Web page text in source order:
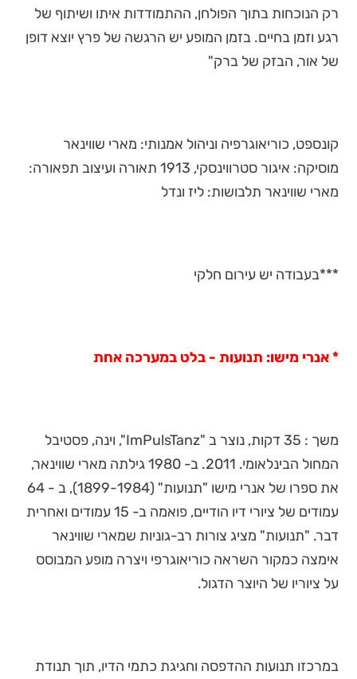
רק הנוכחות בתוך הפולחן, ההתמודדות איתו ושיתוף של
רגע וזמן בחיים. בזמן המופע יש הרגשה של פרץ יוצא דופן
של אור, הבזק של ברק"
קונספט, כוריאוגרפיה וניהול אמנותי: מארי שווינאר
מוסיקה: איגור סטרווינסקי, 1913 תאורה ועיצוב תפאורה:
מארי שווינאר תלבושות: ליז ונדל
***בעבודה יש עירום חלקי
* אנרי מישו: תנועות - בלט במערכה אחת
משך : 35 דקות, נוצר ב "ImPulsTanz", וינה, פסטיבל
המחול הבינלאומי. 2011. ב- 1980 גילתה מארי שווינאר,
את ספרו של אנרי מישו "תנועות" (1899-1984), ב - 64
עמודים של ציורי דיו הודיים, פואמה ב- 15 עמודים ואחרית
דבר. "תנועות" מציג צורות רב-גוניות שמארי שווינאר
אימצה כמקור השראה כוריאוגרפי ויצרה מופע המבוסס
על ציוריו של היוצר הדגול.
במרכזו תנועות ההדפסה וחגיגת כתמי הדיו, תוך תנודת